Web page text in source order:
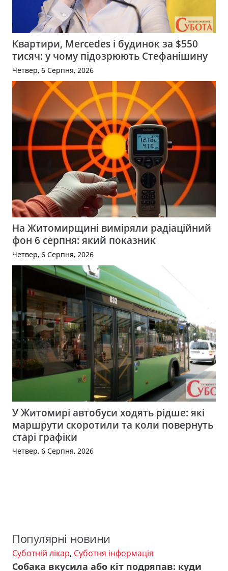
Квартири, Mercedes і будинок за $550
тисяч: у чому підозрюють Стефанішину
Четвер, 6 Серпня, 2026
На Житомирщині виміряли радіаційний
фон 6 серпня: який показник
Четвер, 6 Серпня, 2026
У Житомирі автобуси ходять рідше: які
маршрути скоротили та коли повернуть
старі графіки
Четвер, 6 Серпня, 2026
Популярні новини
Суботній лікар, Суботня інформація
Собака вкусила або кіт подряпав: куди